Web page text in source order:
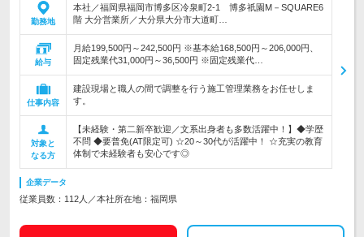
勤務地
本社／福岡県福岡市博多区冷泉町2‐1 博多祇園M－SQUARE6
階 大分営業所／大分県大分市大道町…
給与
月給199,500円～242,500円 ※基本給168,500円～206,000円、
固定残業代31,000円～36,500円 ※固定残業代…
仕事内容
建設現場と職人の間で調整を行う施工管理業務をお任せしま
す。
対象と
なる方
【未経験・第二新卒歓迎／文系出身者も多数活躍中！】◆学歴
不問 ◆要普免(AT限定可) ☆20～30代が活躍中！ ☆充実の教育
体制で未経験者も安心です◎
企業データ
従業員数：112人／本社所在地：福岡県